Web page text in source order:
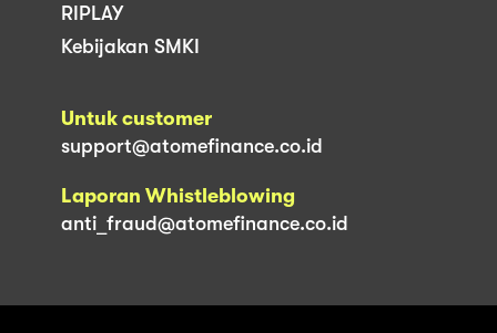
RIPLAY
Kebijakan SMKI
Untuk customer
support@atomefinance.co.id
Laporan Whistleblowing
anti_fraud@atomefinance.co.id